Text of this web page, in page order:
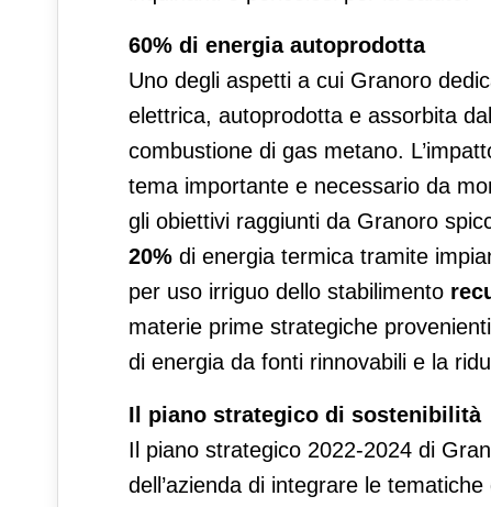
60% di energia autoprodotta
Uno degli aspetti a cui Granoro
elettrica, autoprodotta e assorbita
combustione di gas metano.
tema importante e necessario da
gli obiettivi raggiunti da Granoro
20% di energia termica tramite
per uso irriguo dello stabilimento
materie prime strategiche
di energia da fonti rinnovabili e la
Il piano strategico di sostenibilità
Il piano strategico 2022-2024 di
dell’azienda di integrare le tematiche